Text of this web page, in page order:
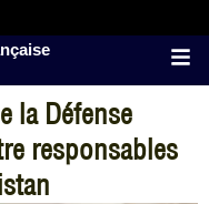
la Défense
responsables